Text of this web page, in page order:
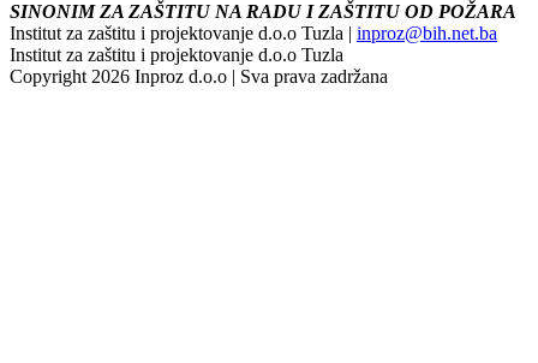
SINONIM ZA ZAŠTITU NA RADU I ZAŠTITU OD POŽARA
Institut za zaštitu i projektovanje d.o.o Tuzla | inproz@bih.net.ba
Institut za zaštitu i projektovanje d.o.o Tuzla
Copyright 2026 Inproz d.o.o | Sva prava zadržana